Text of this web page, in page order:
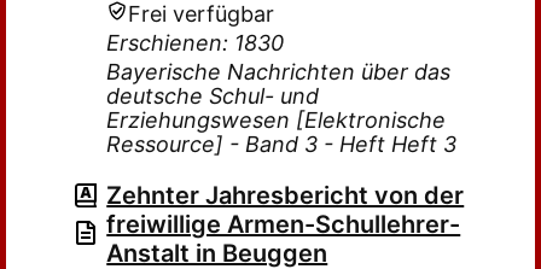
Frei verfügbar
Erschienen: 1830
Bayerische Nachrichten über das
deutsche Schul- und
Erziehungswesen [Elektronische
Ressource] - Band 3 - Heft Heft 3
Zehnter Jahresbericht von der
freiwillige Armen-Schullehrer-
Anstalt in Beuggen